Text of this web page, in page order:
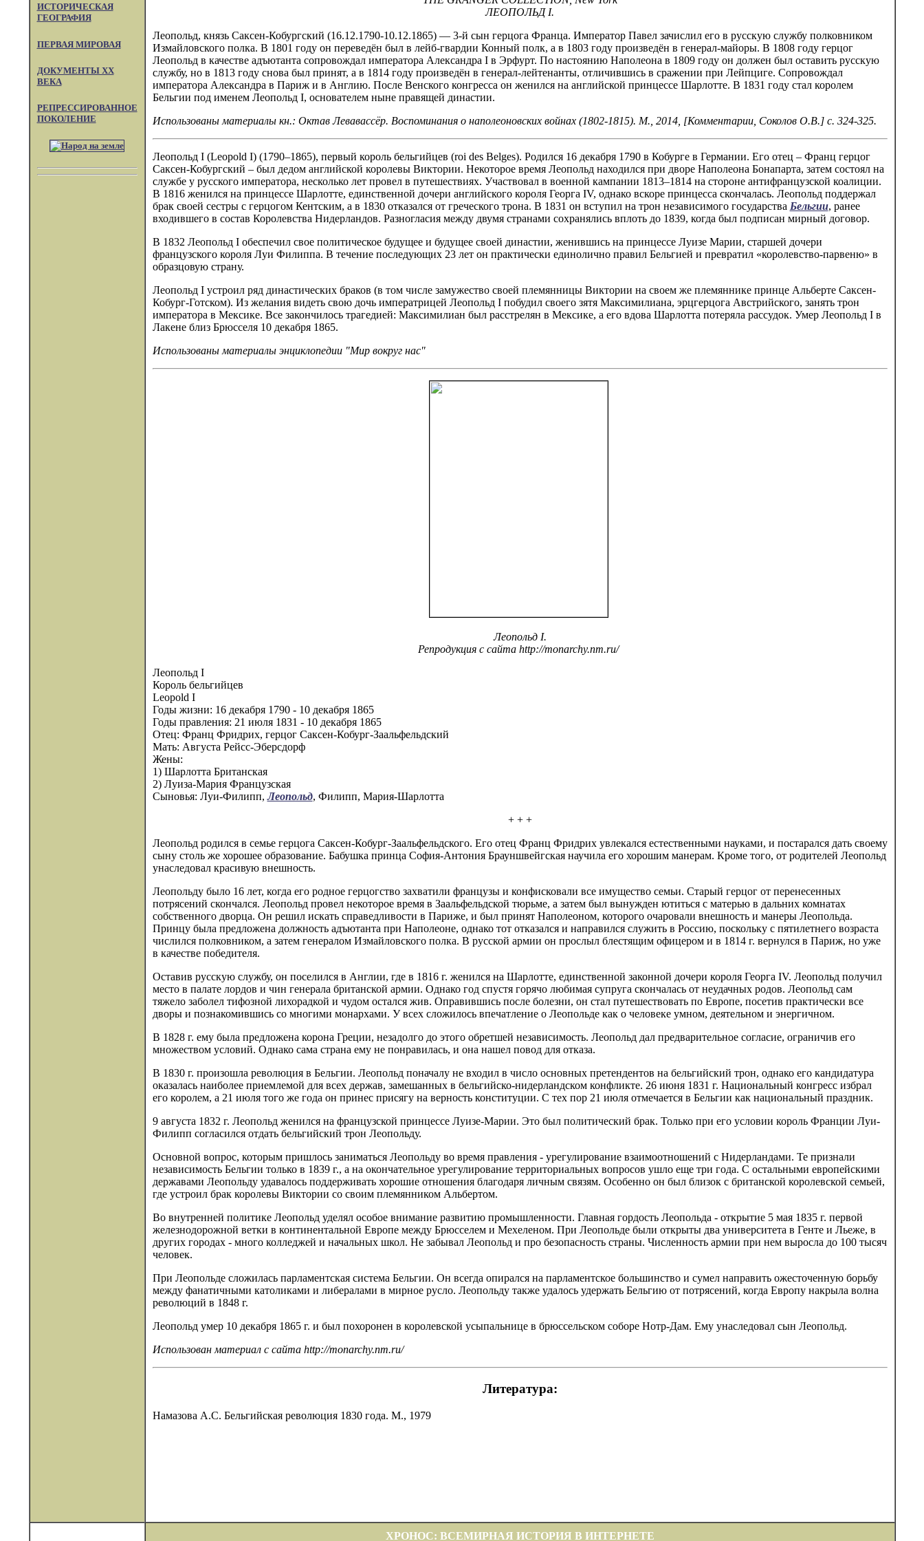
ИСТОРИЧЕСКАЯ
ГЕОГРАФИЯ
ПЕРВАЯ МИРОВАЯ
ДОКУМЕНТЫ XX
ВЕКА
РЕПРЕССИРОВАННОЕ
ПОКОЛЕНИЕ
ЛЕОПОЛЬД I.
Леопольд, князь Саксен-Кобургский (16.12.1790-10.12.1865) — 3-й сын герцога Франца. Император Павел зачислил его в русскую службу полковником
Измайловского полка. В 1801 году он переведён был в лейб-гвардии Конный полк, а в 1803 году произведён в генерал-майоры. В 1808 году герцог
Леопольд в качестве адъютанта сопровождал императора Александра I в Эрфурт. По настоянию Наполеона в 1809 году он должен был оставить русскую
службу, но в 1813 году снова был принят, а в 1814 году произведён в генерал-лейтенанты, отличившись в сражении при Лейпциге. Сопровождал
императора Александра в Париж и в Англию. После Венского конгресса он женился на английской принцессе Шарлотте. В 1831 году стал королем
Бельгии под именем Леопольд I, основателем ныне правящей династии.
Использованы материалы кн.: Октав Левавассёр. Воспоминания о наполеоновских войнах (1802-1815). М., 2014, [Комментарии, Соколов О.В.] с. 324-325.
Леопольд I (Leopold I) (1790–1865), первый король бельгийцев (roi des Belges). Родился 16 декабря 1790 в Кобурге в Германии. Его отец – Франц герцог
Саксен-Кобургский – был дедом английской королевы Виктории. Некоторое время Леопольд находился при дворе Наполеона Бонапарта, затем состоял на
службе у русского императора, несколько лет провел в путешествиях. Участвовал в военной кампании 1813–1814 на стороне антифранцузской коалиции.
В 1816 женился на принцессе Шарлотте, единственной дочери английского короля Георга IV, однако вскоре принцесса скончалась. Леопольд поддержал
брак своей сестры с герцогом Кентским, а в 1830 отказался от греческого трона. В 1831 он вступил на трон независимого государства Бельгии, ранее
входившего в состав Королевства Нидерландов. Разногласия между двумя странами сохранялись вплоть до 1839, когда был подписан мирный договор.
В 1832 Леопольд I обеспечил свое политическое будущее и будущее своей династии, женившись на принцессе Луизе Марии, старшей дочери
французского короля Луи Филиппа. В течение последующих 23 лет он практически единолично правил Бельгией и превратил «королевство-парвеню» в
образцовую страну.
Леопольд I устроил ряд династических браков (в том числе замужество своей племянницы Виктории на своем же племяннике принце Альберте Саксен-
Кобург-Готском). Из желания видеть свою дочь императрицей Леопольд I побудил своего зятя Максимилиана, эрцгерцога Австрийского, занять трон
императора в Мексике. Все закончилось трагедией: Максимилиан был расстрелян в Мексике, а его вдова Шарлотта потеряла рассудок. Умер Леопольд I в
Лакене близ Брюсселя 10 декабря 1865.
Использованы материалы энциклопедии "Мир вокруг нас"
Леопольд I.
Репродукция с сайта http://monarchy.nm.ru/
Леопольд I
Король бельгийцев
Leopold I
Годы жизни: 16 декабря 1790 - 10 декабря 1865
Годы правления: 21 июля 1831 - 10 декабря 1865
Отец: Франц Фридрих, герцог Саксен-Кобург-Заальфельдский
Мать: Августа Рейсс-Эберсдорф
Жены:
1) Шарлотта Британская
2) Луиза-Мария Французская
Сыновья: Луи-Филипп,Леопольд, Филипп, Мария-Шарлотта
+ + +
Леопольд родился в семье герцога Саксен-Кобург-Заальфельдского. Его отец Франц Фридрих увлекался естественными науками, и постарался дать своему
сыну столь же хорошее образование. Бабушка принца София-Антония Брауншвейгская научила его хорошим манерам. Кроме того, от родителей Леопольд
унаследовал красивую внешность.
Леопольду было 16 лет, когда его родное герцогство захватили французы и конфисковали все имущество семьи. Старый герцог от перенесенных
потрясений скончался. Леопольд провел некоторое время в Заальфельдской тюрьме, а затем был вынужден ютиться с матерью в дальних комнатах
собственного дворца. Он решил искать справедливости в Париже, и был принят Наполеоном, которого очаровали внешность и манеры Леопольда.
Принцу была предложена должность адъютанта при Наполеоне, однако тот отказался и направился служить в Россию, поскольку с пятилетнего возраста
числился полковником, а затем генералом Измайловского полка. В русской армии он прослыл блестящим офицером и в 1814 г. вернулся в Париж, но уже
в качестве победителя.
Оставив русскую службу, он поселился в Англии, где в 1816 г. женился на Шарлотте, единственной законной дочери короля Георга IV. Леопольд получил
место в палате лордов и чин генерала британской армии. Однако год спустя горячо любимая супруга скончалась от неудачных родов. Леопольд сам
тяжело заболел тифозной лихорадкой и чудом остался жив. Оправившись после болезни, он стал путешествовать по Европе, посетив практически все
дворы и познакомившись со многими монархами. У всех сложилось впечатление о Леопольде как о человеке умном, деятельном и энергичном.
В 1828 г. ему была предложена корона Греции, незадолго до этого обретшей независимость. Леопольд дал предварительное согласие, ограничив его
множеством условий. Однако сама страна ему не понравилась, и она нашел повод для отказа.
В 1830 г. произошла революция в Бельгии. Леопольд поначалу не входил в число основных претендентов на бельгийский трон, однако его кандидатура
оказалась наиболее приемлемой для всех держав, замешанных в бельгийско-нидерландском конфликте. 26 июня 1831 г. Национальный конгресс избрал
его королем, а 21 июля того же года он принес присягу на верность конституции. С тех пор 21 июля отмечается в Бельгии как национальный праздник.
9 августа 1832 г. Леопольд женился на французской принцессе Луизе-Марии. Это был политический брак. Только при его условии король Франции Луи-
Филипп согласился отдать бельгийский трон Леопольду.
Основной вопрос, которым пришлось заниматься Леопольду во время правления - урегулирование взаимоотношений с Нидерландами. Те признали
независимость Бельгии только в 1839 г., а на окончательное урегулирование территориальных вопросов ушло еще три года. С остальными европейскими
державами Леопольду удавалось поддерживать хорошие отношения благодаря личным связям. Особенно он был близок с британской королевской семьей,
где устроил брак королевы Виктории со своим племянником Альбертом.
Во внутренней политике Леопольд уделял особое внимание развитию промышленности. Главная гордость Леопольда - открытие 5 мая 1835 г. первой
железнодорожной ветки в континентальной Европе между Брюсселем и Мехеленом. При Леопольде были открыты два университета в Генте и Льеже, в
других городах - много колледжей и начальных школ. Не забывал Леопольд и про безопасность страны. Численность армии при нем выросла до 100 тысяч
человек.
При Леопольде сложилась парламентская система Бельгии. Он всегда опирался на парламентское большинство и сумел направить ожесточенную борьбу
между фанатичными католиками и либералами в мирное русло. Леопольду также удалось удержать Бельгию от потрясений, когда Европу накрыла волна
революций в 1848 г.
Леопольд умер 10 декабря 1865 г. и был похоронен в королевской усыпальнице в брюссельском соборе Нотр-Дам. Ему унаследовал сын Леопольд.
Использован материал с сайта http://monarchy.nm.ru/
Литература:
Намазова А.С. Бельгийская революция 1830 года. М., 1979
ХРОНОС: ВСЕМИРНАЯ ИСТОРИЯ В ИНТЕРНЕТЕ